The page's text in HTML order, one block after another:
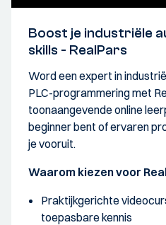
Boost je industriële
skills - RealPars
Word een expert in
PLC-programmering met
toonaangevende online
beginner bent of ervaren
je vooruit.
Waarom kiezen voor
Praktijkgerichte
toepasbare kennis